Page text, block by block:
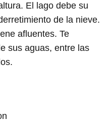
El lago debe su
de la nieve.
afluentes. Te
sus aguas, entre las